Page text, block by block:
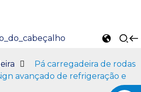
Pá carregadeira de rodas
avançado de refrigeração e